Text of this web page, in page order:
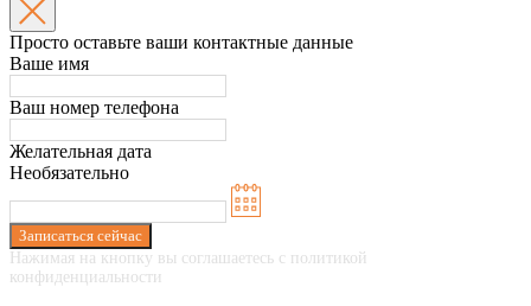
Просто оставьте ваши контактные данные
Ваше имя
Ваш номер телефона
Желательная дата
Необязательно
Записаться сейчас
Нажимая на кнопку вы соглашаетесь с политикой
конфиденциальности